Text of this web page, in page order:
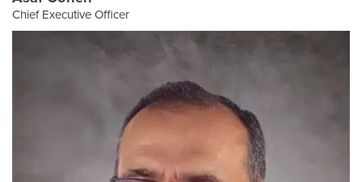
Chief Executive Officer